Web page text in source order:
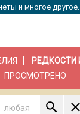
и многое другое.
РЕДКОСТИ
ПРОСМОТРЕНО